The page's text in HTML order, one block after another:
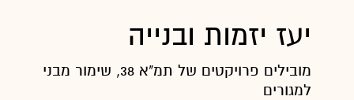
יעז יזמות ובנייה
מובילים פרויקטים של תמ"א 38, שימור
למגורים